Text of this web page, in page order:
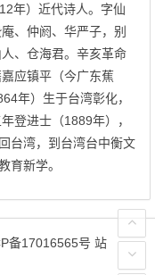
年）近代诗人。字仙
、仲阏、华严子，别
、仓海君。辛亥革命
应镇平（今广东蕉
年）生于台湾彰化，
登进士（1889年），
台湾，到台湾台中衡文
育新学。
备17016565号 站